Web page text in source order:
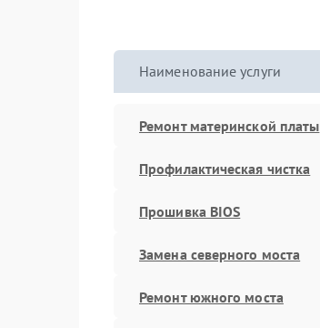
Наименование услуги
Ремонт материнской платы
Профилактическая чистка
Прошивка BIOS
Замена северного моста
Ремонт южного моста